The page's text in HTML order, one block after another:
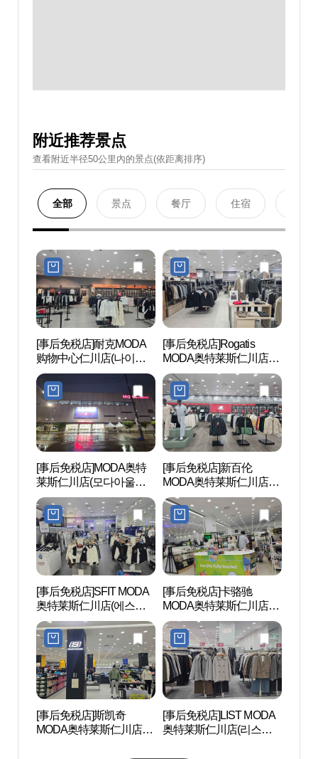
附近推荐景点
查看附近半径50公里內的景点(依距离排序)
全部 景点 餐厅 住宿
[事后免税店]耐克MODA
购物中心仁川店(나이키
모다아울렛 인천점)
[事后免税店]Rogatis
MODA奥特莱斯仁川店
(로가디스 모다아울렛 인
천점)
[事后免税店]MODA奥特
莱斯仁川店(모다아울렛
인천점)
[事后免税店]新百伦
MODA奥特莱斯仁川店
(뉴발란스 모다아울렛 인
천점)
[事后免税店]SFIT MODA
奥特莱斯仁川店(에스핏
모다아울렛 인천점)
[事后免税店]卡骆驰
MODA奥特莱斯仁川店
(크록스 모다아울렛 인천
점)
[事后免税店]斯凯奇
MODA奥特莱斯仁川店
[事后免税店]LIST MODA
奥特莱斯仁川店(리스트